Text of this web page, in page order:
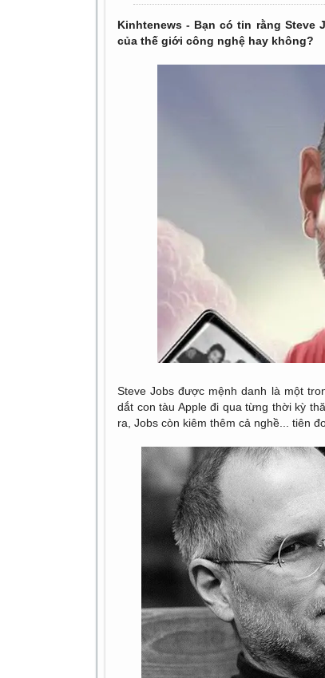
Kinhtenews - Bạn có tin rằng
của thế giới công nghệ hay không?
Steve Jobs được mệnh danh là một
dắt con tàu Apple đi qua từng thời kỳ
ra, Jobs còn kiêm thêm cả nghề... tiên